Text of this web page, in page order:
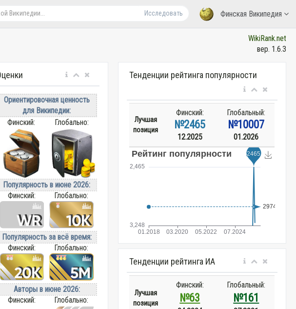
Финская Википедия
Исследовать
WikiRank.net
вер. 1.6.3
Ориентировочная ценность
для Википедии:
Финский:
Глобально:
Популярность в июне 2026:
Финский:
Глобально:
Популярность за всё время:
Финский:
Глобально:
Авторы в июне 2026:
Финский:
Глобально:
Тенденции рейтинга популярности
Лучшая
позиция
Финский:
№2465
12.2025
Глобальный:
№10007
01.2026
Тенденции рейтинга ИА
Лучшая
позиция
Финский:
№63
Глобальный:
№161